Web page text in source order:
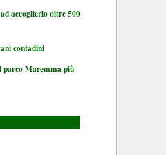
accoglierlo oltre 500
contadini
parco Maremma più